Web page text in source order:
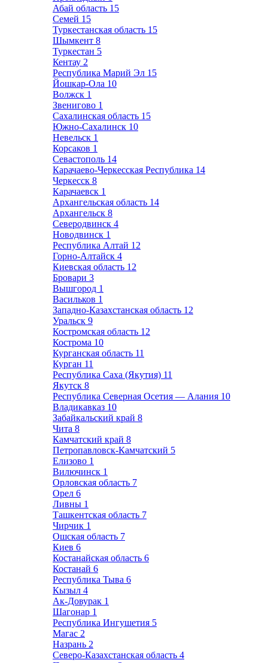
Абай область 15
Семей 15
Туркестанская область 15
Шымкент 8
Туркестан 5
Кентау 2
Республика Марий Эл 15
Йошкар-Ола 10
Волжск 1
Звенигово 1
Сахалинская область 15
Южно-Сахалинск 10
Невельск 1
Корсаков 1
Севастополь 14
Карачаево-Черкесская Республика 14
Черкесск 8
Карачаевск 1
Архангельская область 14
Архангельск 8
Северодвинск 4
Новодвинск 1
Республика Алтай 12
Горно-Алтайск 4
Киевская область 12
Бровари 3
Вышгород 1
Васильков 1
Западно-Казахстанская область 12
Уральск 9
Костромская область 12
Кострома 10
Курганская область 11
Курган 11
Республика Саха (Якутия) 11
Якутск 8
Республика Северная Осетия — Алания 10
Владикавказ 10
Забайкальский край 8
Чита 8
Камчатский край 8
Петропавловск-Камчатский 5
Елизово 1
Вилючинск 1
Орловская область 7
Орел 6
Ливны 1
Ташкентская область 7
Чирчик 1
Ошская область 7
Киев 6
Костанайская область 6
Костанай 6
Республика Тыва 6
Кызыл 4
Ак-Довурак 1
Шагонар 1
Республика Ингушетия 5
Магас 2
Назрань 2
Северо-Казахстанская область 4